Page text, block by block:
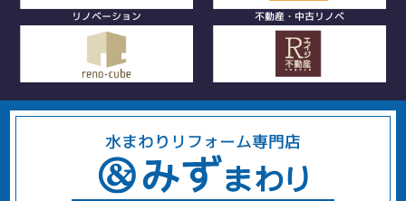
リノベーション 不動産・中古リノベ
水まわりリフォーム専門店